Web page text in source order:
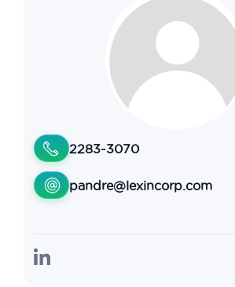
2283-3070
pandre@lexincorp.com